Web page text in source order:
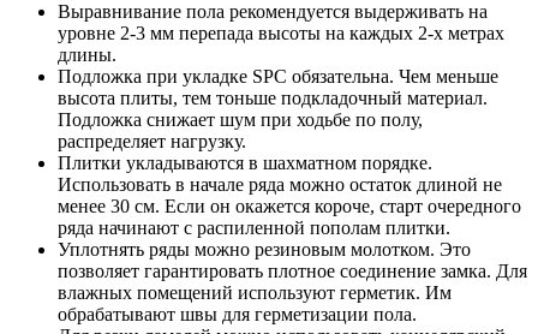
Выравнивание пола рекомендуется выдерживать на
уровне 2-3 мм перепада высоты на каждых 2-х метрах
длины.
Подложка при укладке SPC обязательна. Чем меньше
высота плиты, тем тоньше подкладочный материал.
Подложка снижает шум при ходьбе по полу,
распределяет нагрузку.
Плитки укладываются в шахматном порядке.
Использовать в начале ряда можно остаток длиной не
менее 30 см. Если он окажется короче, старт очередного
ряда начинают с распиленной пополам плитки.
Уплотнять ряды можно резиновым молотком. Это
позволяет гарантировать плотное соединение замка. Для
влажных помещений используют герметик. Им
обрабатывают швы для герметизации пола.